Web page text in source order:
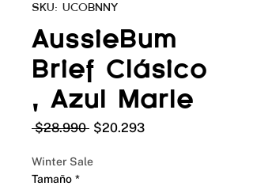
SKU: UCOBNNY
AussieBum
Brief Clásico
, Azul Marle
$28.990 Precio
$20.293Precio
Winter Sale
Tamaño *